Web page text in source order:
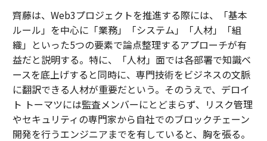
齊藤は、Web3プロジェクトを推進する際には、「基本
ルール」を中心に「業務」「システム」「人材」「組
織」といった5つの要素で論点整理するアプローチが有
益だと説明する。特に、「人材」面では各部署で知識ベ
ースを底上げすると同時に、専門技術をビジネスの文脈
に翻訳できる人材が重要だという。そのうえで、デロイ
ト トーマツには監査メンバーにとどまらず、リスク管理
やセキュリティの専門家から自社でのブロックチェーン
開発を行うエンジニアまでを有していると、胸を張る。